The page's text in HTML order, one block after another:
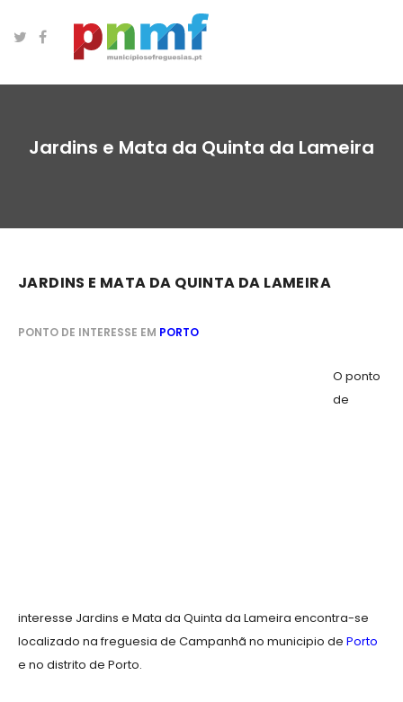
Jardins e Mata da Quinta da Lameira
JARDINS E MATA DA QUINTA DA LAMEIRA
PONTO DE INTERESSE EM PORTO
O ponto
de
interesse Jardins e Mata da Quinta da Lameira encontra-se
localizado na freguesia de Campanhã no municipio de Porto
e no distrito de Porto.